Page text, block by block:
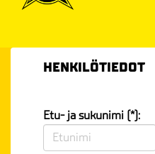
HENKILÖTIEDOT
Etu- ja sukunimi (*):